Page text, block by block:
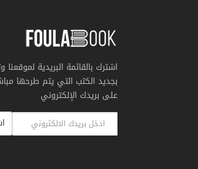
اشترك بالقائمة البريدية
بجديد الكتب التي يتم طرحها
على بريدك الإلكتروني